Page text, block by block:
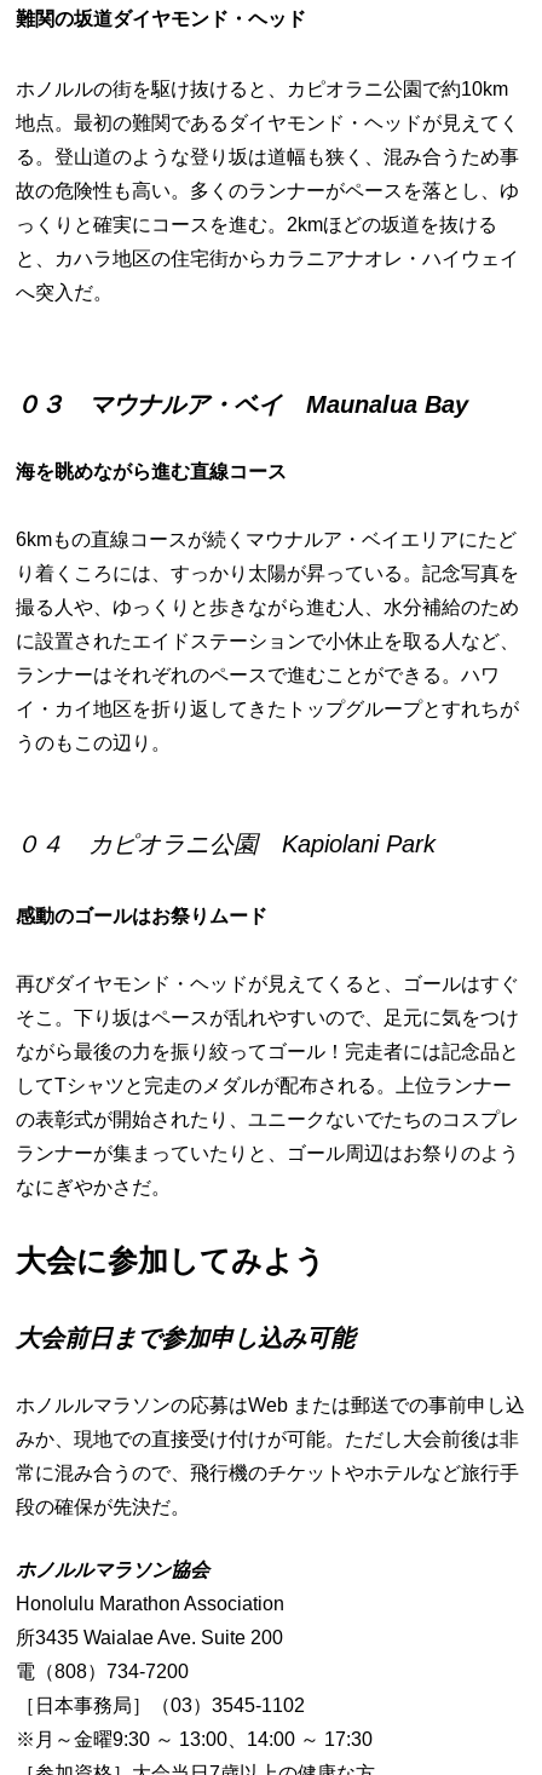
難関の坂道ダイヤモンド・ヘッド
ホノルルの街を駆け抜けると、カピオラニ公園で約10km
地点。最初の難関であるダイヤモンド・ヘッドが見えてく
る。登山道のような登り坂は道幅も狭く、混み合うため事
故の危険性も高い。多くのランナーがペースを落とし、ゆ
っくりと確実にコースを進む。2kmほどの坂道を抜ける
と、カハラ地区の住宅街からカラニアナオレ・ハイウェイ
へ突入だ。
０３ マウナルア・ベイ Maunalua Bay
海を眺めながら進む直線コース
6kmもの直線コースが続くマウナルア・ベイエリアにたど
り着くころには、すっかり太陽が昇っている。記念写真を
撮る人や、ゆっくりと歩きながら進む人、水分補給のため
に設置されたエイドステーションで小休止を取る人など、
ランナーはそれぞれのペースで進むことができる。ハワ
イ・カイ地区を折り返してきたトップグループとすれちが
うのもこの辺り。
０４ カピオラニ公園 Kapiolani Park
感動のゴールはお祭りムード
再びダイヤモンド・ヘッドが見えてくると、ゴールはすぐ
そこ。下り坂はペースが乱れやすいので、足元に気をつけ
ながら最後の力を振り絞ってゴール！完走者には記念品と
してTシャツと完走のメダルが配布される。上位ランナー
の表彰式が開始されたり、ユニークないでたちのコスプレ
ランナーが集まっていたりと、ゴール周辺はお祭りのよう
なにぎやかさだ。
大会に参加してみよう
大会前日まで参加申し込み可能
ホノルルマラソンの応募はWeb または郵送での事前申し込
みか、現地での直接受け付けが可能。ただし大会前後は非
常に混み合うので、飛行機のチケットやホテルなど旅行手
段の確保が先決だ。
ホノルルマラソン協会
Honolulu Marathon Association
所3435 Waialae Ave. Suite 200
電（808）734-7200
［日本事務局］（03）3545-1102
※月～金曜9:30 ～ 13:00、14:00 ～ 17:30